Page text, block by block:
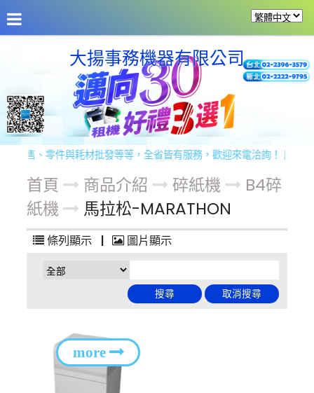
大揚事務機器有限公司
銷售、零件與耗材批發等等，全省皆有服務，歡迎來電洽詢！ 服
首頁 商品介紹 碎紙機
B4碎
紙機
馬拉松-MARATHON
條列顯示 | 圖片顯示